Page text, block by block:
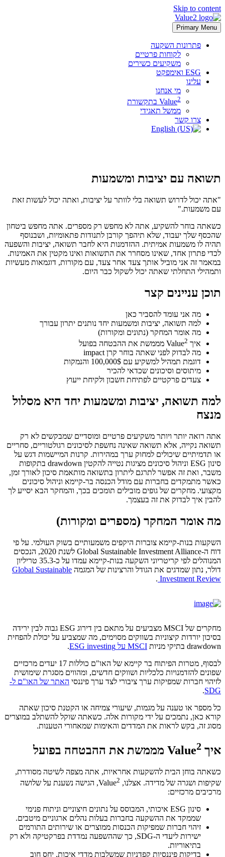
Skip to content
Primary Menu
פתרונות השקעה
לקוחות פרטיים
משקיעים כשירים
ESG ואימפקט
עלינו
מי אנחנו
Value2
בתקשורת
ממשל תאגידי
צרו קשר
תשואה עם יציבות ומשמעות
"אתה יכול לדרוש תשואה בלי לוותר על יציבות, ואתה יכול לעשות זאת
עם משמעות."
כשאתה בוחר להשקיע, אתה לא מחפש רק מספרים. אתה מחפש ביטחון
שהכסף שלך יעבוד, שלא תיהפך קורבן לתנודות פתאומיות, ושבנוסף
תהיה לו משמעות אמיתית. ההזדמנות היא לחבר תשואה, יציבות והשפעה
לכדי פתרון אחד, שאינו מסחרר את התשואות ואינו מקטין את האמינות.
במאמר זה אני מוביל אותך צעד אחר צעד, עם מקורות, דוגמאות מעשיות
ותמהילי התחלתי שאתה יכול לשקול כבר היום.
תוכן עניינים קצר
מה אני עומד להסביר כאן
למה תשואה, יציבות ומשמעות יחד נותנים יתרון עבורך
מה אומר המחקר (נתונים ומקורות)
איך Value 2
מממשת את ההבטחה בפועל
מה לבדוק לפני שאתה בוחר קרן impact
דוגמת תמהיל למשקיע עם 100,000$ והנמקות
מיתוסים וסיכונים שכדאי להכיר
צעדים פרקטיים לפתיחת חשבון ולקיחת ייעוץ
למה תשואה, יציבות ומשמעות יחד היא מסלול
מנצח
אתה רואה יותר ויותר משקיעים פרטיים ומוסדיים שמבקשים לא רק
תשואה נקייה, אלא תשואה שאינה נחשפת לסיכונים רגולטוריים, סחריים
או תדמיתיים שיכולים למחוק ערך במהירות. קרנות המיישמות דגש על
סינון ESG וניהול סיכונים מציגות נטייה להקטין drawdown בתקופות
משבר, ואת זה אפשר לתרגם ליתרון בתשואה מותאמת סיכון לאורך זמן,
כאשר מתמקדים בחברות עם מודל הכנסה בר-קיימא וניהול סיכונים
מקצועי. מחקרים של גופים מובילים תומכים בכך, והמחקר הבא יסייע לך
להבין איך לבדוק את זה בעצמך.
מה אומר המחקר (מספרים ומקורות)
השקעות בנות-קיימא צוברות היקפים משמעותיים בשוק העולמי. על פי
דוח ה-Global Sustainable Investment Alliance לשנת 2020, הנכסים
המנוהלים לפי קריטריוני השקעה בנות-קיימא עמדו על כ-35.3 טריליון
דולר, נתון שמדגים את הגודל והרצינות של המגמה Global Sustainable
Investment Review
.
מחקרים של MSCI מצביעים על מתאם בין דירוג ESG גבוה לבין ירידה
בסיכון יורדות קיצוניות בשווקים מסוימים, מה שמצביע על יכולת להפחית
drawdown בתיקי מניות
MSCI על ESG investing
.
לבסוף, מטרות הפיתוח בר קיימא של האו"ם כוללות 17 יעדים מרכזיים
שפונים להזדמנויות כלכליות ושווקים חדשים, ומהווים מסגרת שימושית
לזיהוי חברות שמפיקות ערך ציבורי לצד ערך פיננסי האתר של האו"ם ל-
SDG
.
כל מספר או טענה על מגמות, שיעורי צמיחה או הקטנת סיכון שאתה
קורא כאן, נתמכים על ידי מקורות אלה. כשאתה שוקל להשתלב במוצרים
מסוג זה, בקש לראות את המדדים והאימות שמאחורי הטענות.
איך Value 2 מממשת את ההבטחה בפועל
כשאתה בוחן הבית להשקעות אחראיות, אתה מצפה לשיטה מסודרת,
שקיפות ושגרה של מדידה. אצלנו, Value 2
, הגישה נשענת על שלושה
מרכיבים מרכזיים:
סינון ESG איכותי, המבוסס על נתונים חיצוניים וניתוח פנימי
שממקד את ההשקעה בחברות בעלות נהלים ארגוניים מיטבים.
זיהוי חברות שמפיקות הכנסות ממוצרים או שירותים התורמים
ישירות ליעדי ה-SDG, כך שההשפעה נמדדת בפרקטיקה ולא רק
בתיאוריות.
בדיקות פיננסיות קפדניות שמשלבות מדדי איכות, יחס חוב